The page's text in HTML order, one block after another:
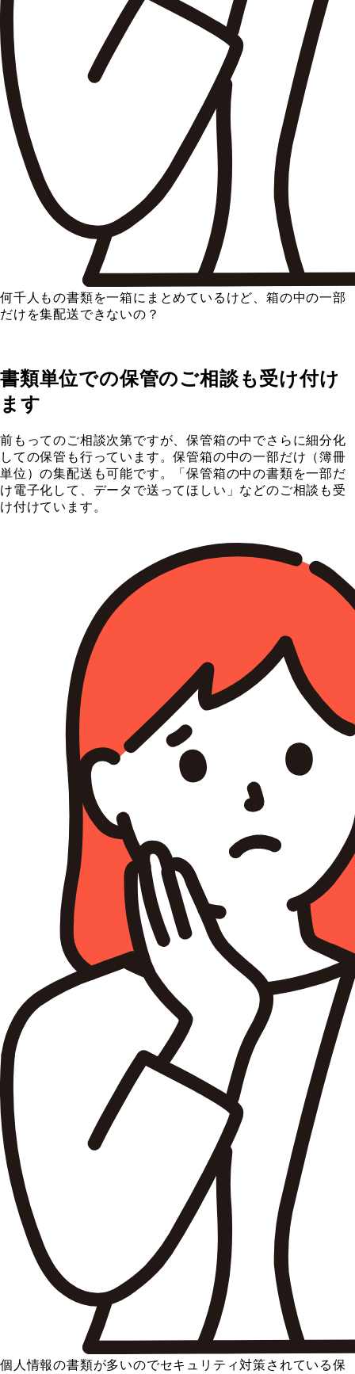
何千人もの書類を一箱にまとめているけど、箱の中の一部
だけを集配送できないの？
書類単位での保管のご相談も受け付け
ます
前もってのご相談次第ですが、保管箱の中でさらに細分化
しての保管も行っています。保管箱の中の一部だけ（簿冊
単位）の集配送も可能です。「保管箱の中の書類を一部だ
け電子化して、データで送ってほしい」などのご相談も受
け付けています。
個人情報の書類が多いのでセキュリティ対策されている保